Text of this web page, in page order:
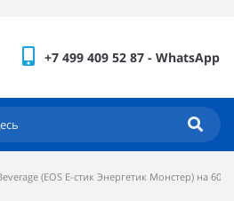
+7 499 409 52 87 - WhatsApp
(EOS Е-стик Энергетик Монстер) на 600